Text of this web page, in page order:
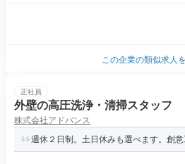
この企業の類似求人
正社員
外壁の高圧洗浄・清掃スタッフ
株式会社アドバンス
週休２日制。土日休みも選べます。創意